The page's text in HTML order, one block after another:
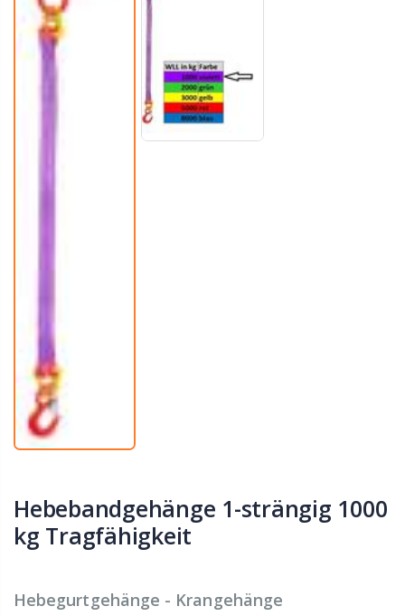
Hebebandgehänge 1-strängig 1000
kg Tragfähigkeit
Hebegurtgehänge - Krangehänge